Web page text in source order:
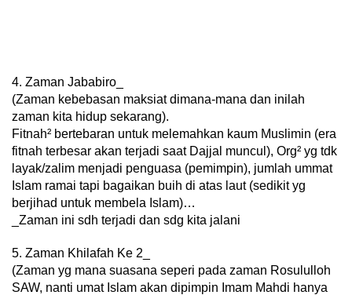
4. Zaman Jababiro_
(Zaman kebebasan maksiat dimana-mana dan inilah
zaman kita hidup sekarang).
Fitnah² bertebaran untuk melemahkan kaum Muslimin (era
fitnah terbesar akan terjadi saat Dajjal muncul), Org² yg tdk
layak/zalim menjadi penguasa (pemimpin), jumlah ummat
Islam ramai tapi bagaikan buih di atas laut (sedikit yg
berjihad untuk membela Islam)…
_Zaman ini sdh terjadi dan sdg kita jalani
5. Zaman Khilafah Ke 2_
(Zaman yg mana suasana seperi pada zaman Rosululloh
SAW, nanti umat Islam akan dipimpin Imam Mahdi hanya